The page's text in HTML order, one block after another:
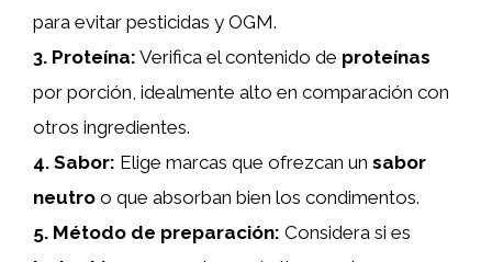
para evitar pesticidas y OGM.
3. Proteína: Verifica el contenido de proteínas
por porción, idealmente alto en comparación con
otros ingredientes.
4. Sabor: Elige marcas que ofrezcan un sabor
neutro o que absorban bien los condimentos.
5. Método de preparación: Considera si es